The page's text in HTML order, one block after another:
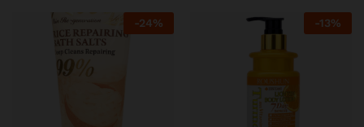
-24% -13%